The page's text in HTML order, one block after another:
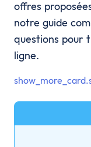
offres
notre guide
questions pour
ligne.